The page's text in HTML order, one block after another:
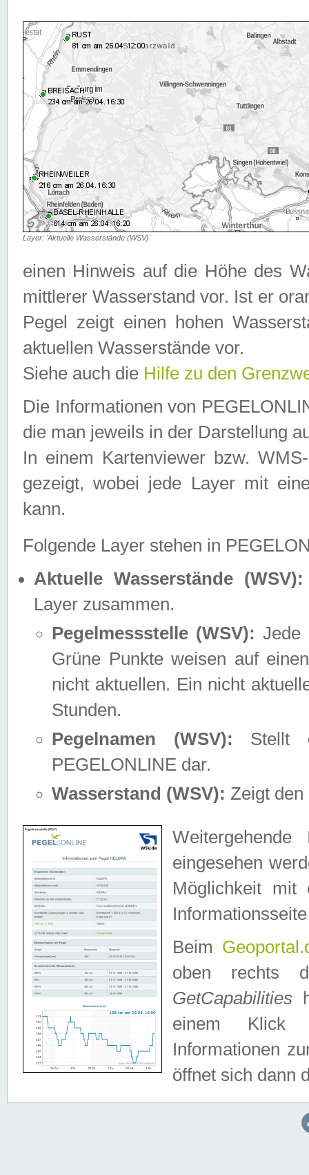
Layer: 'Aktuelle Wasserstände (WSV)'
einen Hinweis auf die Höhe des
mittlerer Wasserstand vor. Ist er
Pegel zeigt einen hohen
aktuellen Wasserstände vor.
Siehe auch die Hilfe zu den
Die Informationen von
die man jeweils in der Darstellung
In einem Kartenviewer bzw.
gezeigt, wobei jede Layer mit
kann.
Folgende Layer stehen in
Aktuelle Wasserstände (WSV):
Layer zusammen.
Pegelmessstelle (WSV): Jede
Grüne Punkte weisen auf
nicht aktuellen. Ein nicht
Stunden.
Pegelnamen (WSV): Stellt
PEGELONLINE dar.
Wasserstand (WSV): Zeigt den
eingesehen
Möglichkeit mit
Beim
oben rechts
GetCapabilities
einem Klick
Informationen
öffnet sich dann